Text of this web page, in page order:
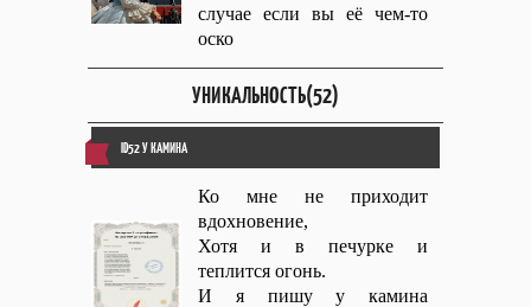
случае если вы её чем-то
оско
УНИКАЛЬНОСТЬ(52)
ID52 У КАМИНА
Ко мне не приходит
вдохновение,
Хотя и в печурке и
теплится огонь.
И я пишу у камина